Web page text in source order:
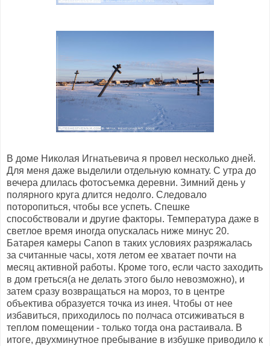
В доме Николая Игнатьевича я провел несколько дней.
Для меня даже выделили отдельную комнату. С утра до
вечера длилась фотосъемка деревни. Зимний день у
полярного круга длится недолго. Следовало
поторопиться, чтобы все успеть. Спешке
способствовали и другие факторы. Температура даже в
светлое время иногда опускалась ниже минус 20.
Батарея камеры Canon в таких условиях разряжалась
за считанные часы, хотя летом ее хватает почти на
месяц активной работы. Кроме того, если часто заходить
в дом греться(а не делать этого было невозможно), и
затем сразу возвращаться на мороз, то в центре
объектива образуется точка из инея. Чтобы от нее
избавиться, приходилось по полчаса отсиживаться в
теплом помещении - только тогда она растаивала. В
итоге, двухминутное пребывание в избушке приводило к